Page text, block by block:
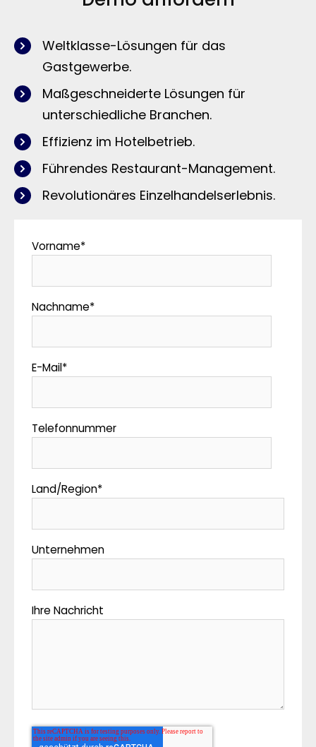
Weltklasse-Lösungen für das
Gastgewerbe.
Maßgeschneiderte Lösungen für
unterschiedliche Branchen.
Effizienz im Hotelbetrieb.
Führendes Restaurant-Management.
Revolutionäres Einzelhandelserlebnis.
Vorname*
Nachname*
E-Mail*
Telefonnummer
Land/Region*
Unternehmen
Ihre Nachricht